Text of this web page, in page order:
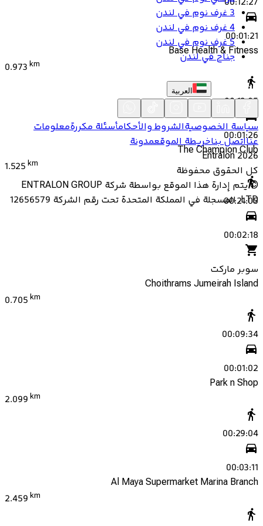
00:01:21
Base Health & Fitness
0.973 km
00:13:05
00:01:26
The Champion Club
1.525 km
00:21:05
00:02:18
سوبر ماركت
Choithrams Jumeirah Island
0.705 km
00:09:34
00:01:02
Park n Shop
2.099 km
00:29:04
00:03:11
Al Maya Supermarket Marina Branch
2.459 km
3 غرف نوم في لندن
4 غرف نوم في لندن
5 غرف نوم في لندن
جناح في لندن
العربية
سياسة الخصوصيةالشروط والأحكامأسئلة مكررةمعلومات
عنااتصل بناخريطة الموقعمدونة
2026
Entralon
كل الحقوق محفوظة
©
يتم إدارة هذا الموقع بواسطة شركة ENTRALON GROUP
LTD، المسجلة في المملكة المتحدة تحت رقم الشركة 12656579